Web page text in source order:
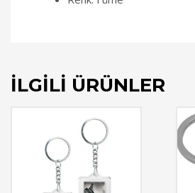
İLGILI ÜRÜNLER